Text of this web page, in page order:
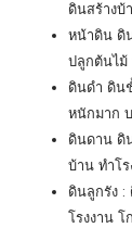
ดินสร้างบ้
หน้าดิน ดิ
ปลูกต้นไม้
ดินดำ ดิน
หนักมาก
ดินดาน ดิ
บ้าน ทำโ
ดินลูกรัง
โรงงาน โ